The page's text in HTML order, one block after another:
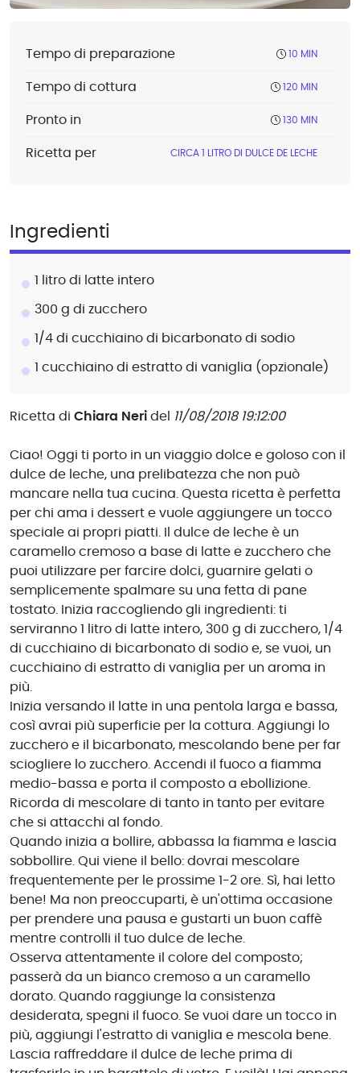
Tempo di preparazione 10 MIN
Tempo di cottura 120 MIN
Pronto in 130 MIN
Ricetta per CIRCA 1 LITRO DI DULCE DE LECHE
Ricetta di Chiara Neri del 11/08/2018 19:12:00
Ciao! Oggi ti porto in un viaggio dolce e goloso con il
dulce de leche, una prelibatezza che non può
mancare nella tua cucina. Questa ricetta è perfetta
per chi ama i dessert e vuole aggiungere un tocco
speciale ai propri piatti. Il dulce de leche è un
caramello cremoso a base di latte e zucchero che
puoi utilizzare per farcire dolci, guarnire gelati o
semplicemente spalmare su una fetta di pane
tostato. Inizia raccogliendo gli ingredienti: ti
serviranno 1 litro di latte intero, 300 g di zucchero, 1/4
di cucchiaino di bicarbonato di sodio e, se vuoi, un
cucchiaino di estratto di vaniglia per un aroma in
più.
Inizia versando il latte in una pentola larga e bassa,
così avrai più superficie per la cottura. Aggiungi lo
zucchero e il bicarbonato, mescolando bene per far
sciogliere lo zucchero. Accendi il fuoco a fiamma
medio-bassa e porta il composto a ebollizione.
Ricorda di mescolare di tanto in tanto per evitare
che si attacchi al fondo.
Quando inizia a bollire, abbassa la fiamma e lascia
sobbollire. Qui viene il bello: dovrai mescolare
frequentemente per le prossime 1-2 ore. Sì, hai letto
bene! Ma non preoccuparti, è un'ottima occasione
per prendere una pausa e gustarti un buon caffè
mentre controlli il tuo dulce de leche.
Osserva attentamente il colore del composto;
passerà da un bianco cremoso a un caramello
dorato. Quando raggiunge la consistenza
desiderata, spegni il fuoco. Se vuoi dare un tocco in
più, aggiungi l'estratto di vaniglia e mescola bene.
Lascia raffreddare il dulce de leche prima di
Ingredienti
1 litro di latte intero
300 g di zucchero
1/4 di cucchiaino di bicarbonato di sodio
1 cucchiaino di estratto di vaniglia (opzionale)